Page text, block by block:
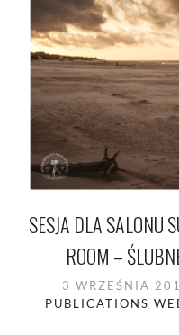
SESJA DLA SALONU
ROOM –
3 WRZEŚNIA
PUBLICATIONS